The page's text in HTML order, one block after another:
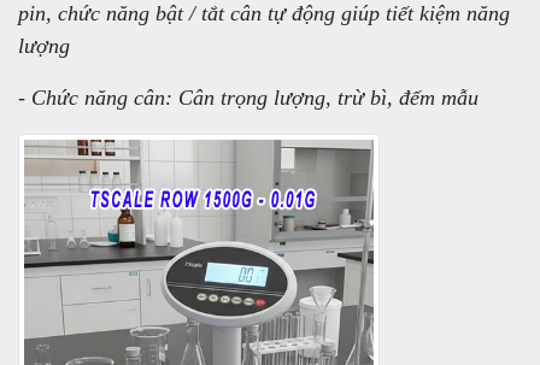
pin, chức năng bật / tắt cân tự động giúp tiết kiệm năng
lượng
- Chức năng cân: Cân trọng lượng, trừ bì, đếm mẫu